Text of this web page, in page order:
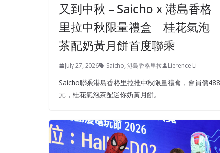
又到中秋 – Saicho x 港島香格
里拉中秋限量禮盒 桂花氣泡
茶配奶黃月餅首度聯乘
July 27, 2026 Saicho, 港島香格里拉 Lierence Li
Saicho聯乘港島香格里拉推中秋限量禮盒，會員價488
元，桂花氣泡茶配迷你奶黃月餅。